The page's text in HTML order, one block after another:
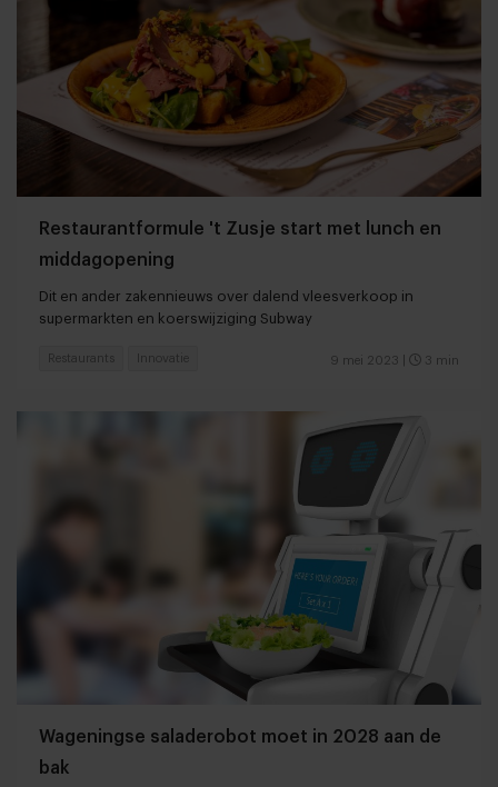
Restaurantformule 't Zusje start met lunch en
middagopening
Dit en ander zakennieuws over dalend vleesverkoop in
supermarkten en koerswijziging Subway
9 mei 2023 3 min
Restaurants Innovatie
Wageningse saladerobot moet in 2028 aan de
bak